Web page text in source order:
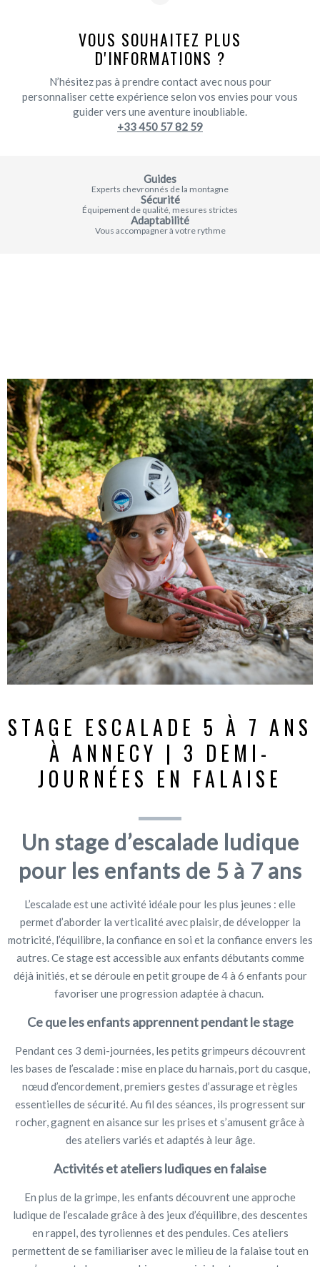
VOUS SOUHAITEZ PLUS
D'INFORMATIONS ?
N’hésitez pas à prendre contact avec nous pour
personnaliser cette expérience selon vos envies pour vous
guider vers une aventure inoubliable.
+33 450 57 82 59
Guides
Experts chevronnés de la montagne
Sécurité
Équipement de qualité, mesures strictes
Adaptabilité
Vous accompagner à votre rythme
STAGE ESCALADE 5 À 7 ANS
À ANNECY | 3 DEMI-
JOURNÉES EN FALAISE
Un stage d’escalade ludique
pour les enfants de 5 à 7 ans
L’escalade est une activité idéale pour les plus jeunes : elle
permet d’aborder la verticalité avec plaisir, de développer la
motricité, l’équilibre, la confiance en soi et la confiance envers les
autres. Ce stage est accessible aux enfants débutants comme
déjà initiés, et se déroule en petit groupe de 4 à 6 enfants pour
favoriser une progression adaptée à chacun.
Ce que les enfants apprennent pendant le stage
Pendant ces 3 demi-journées, les petits grimpeurs découvrent
les bases de l’escalade : mise en place du harnais, port du casque,
nœud d’encordement, premiers gestes d’assurage et règles
essentielles de sécurité. Au fil des séances, ils progressent sur
rocher, gagnent en aisance sur les prises et s’amusent grâce à
des ateliers variés et adaptés à leur âge.
Activités et ateliers ludiques en falaise
En plus de la grimpe, les enfants découvrent une approche
ludique de l’escalade grâce à des jeux d’équilibre, des descentes
en rappel, des tyroliennes et des pendules. Ces ateliers
permettent de se familiariser avec le milieu de la falaise tout en